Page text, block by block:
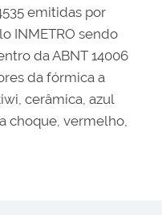
emitidas por
INMETRO sendo
da ABNT 14006
da fórmica a
cerâmica, azul
choque, vermelho,